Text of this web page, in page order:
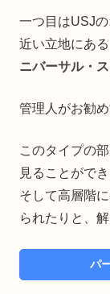
一つ目はUSJ
近い立地にある
ニバーサル・
管理人がお勧
このタイプの
見ることができ
そして高層階
られたりと、
パ